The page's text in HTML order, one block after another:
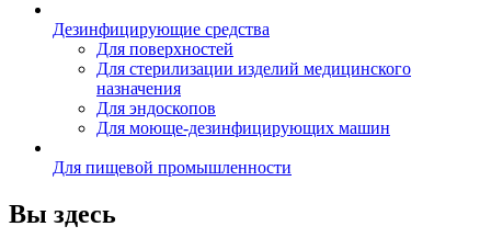
Дезинфицирующие средства
Для поверхностей
Для стерилизации изделий медицинского
назначения
Для эндоскопов
Для моюще-дезинфицирующих машин
Для пищевой промышленности
Вы здесь